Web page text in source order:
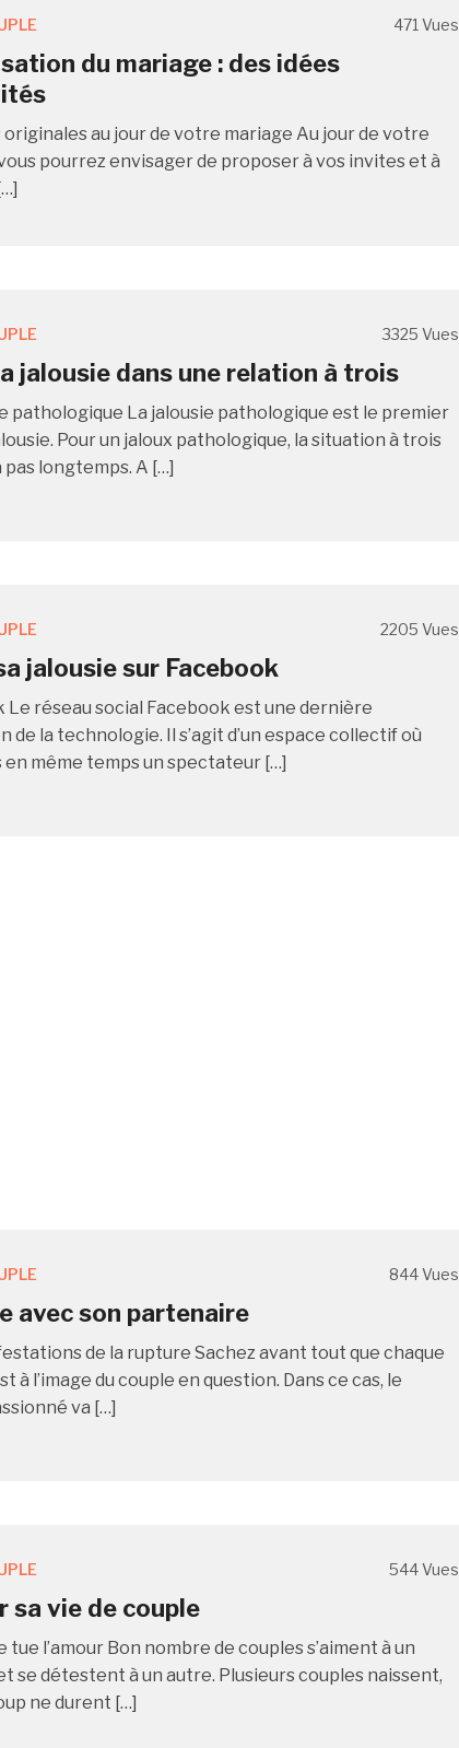
471 Vues
du mariage : des idées
originales au jour de votre mariage Au jour de votre
pourrez envisager de proposer à vos invites et à
3325 Vues
jalousie dans une relation à trois
pathologique La jalousie pathologique est le premier
Pour un jaloux pathologique, la situation à trois
pas longtemps. A […]
2205 Vues
jalousie sur Facebook
Le réseau social Facebook est une dernière
de la technologie. Il s’agit d’un espace collectif où
en même temps un spectateur […]
844 Vues
avec son partenaire
de la rupture Sachez avant tout que chaque
à l’image du couple en question. Dans ce cas, le
va […]
544 Vues
sa vie de couple
tue l’amour Bon nombre de couples s’aiment à un
se détestent à un autre. Plusieurs couples naissent,
ne durent […]